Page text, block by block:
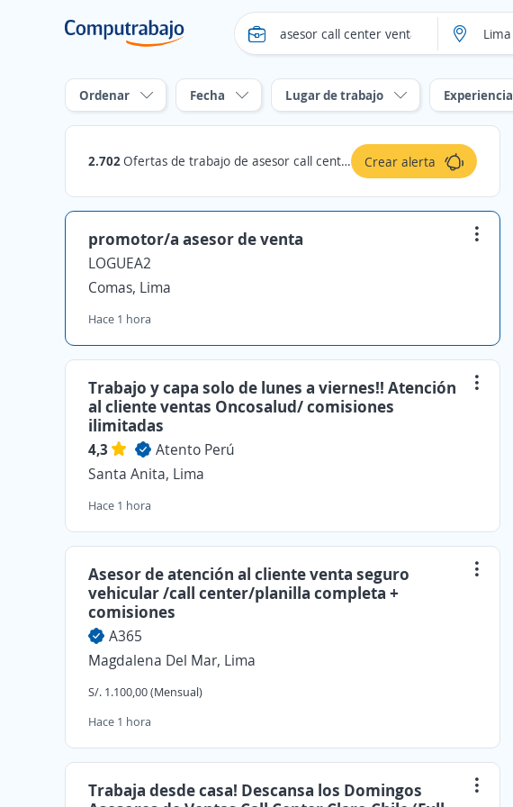
Ordenar Fecha Lugar de trabajo Experiencia
2.702Ofertas de trabajo de asesor call center ventas en Lima Crear alerta
promotor/a asesor de venta
LOGUEA2
Comas, Lima
Hace 1 hora
Trabajo y capa solo de lunes a viernes!! Atención
al cliente ventas Oncosalud/ comisiones
ilimitadas
4,3
Atento Perú
Santa Anita, Lima
Hace 1 hora
Asesor de atención al cliente venta seguro
vehicular /call center/planilla completa +
comisiones
A365
Magdalena Del Mar, Lima
S/. 1.100,00 (Mensual)
Hace 1 hora
Trabaja desde casa! Descansa los Domingos